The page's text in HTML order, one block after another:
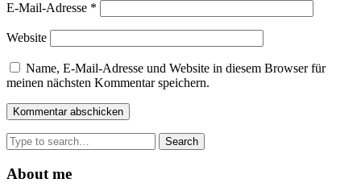
E-Mail-Adresse *
Website
Name, E-Mail-Adresse und Website in diesem Browser für
meinen nächsten Kommentar speichern.
Search
for:
About me